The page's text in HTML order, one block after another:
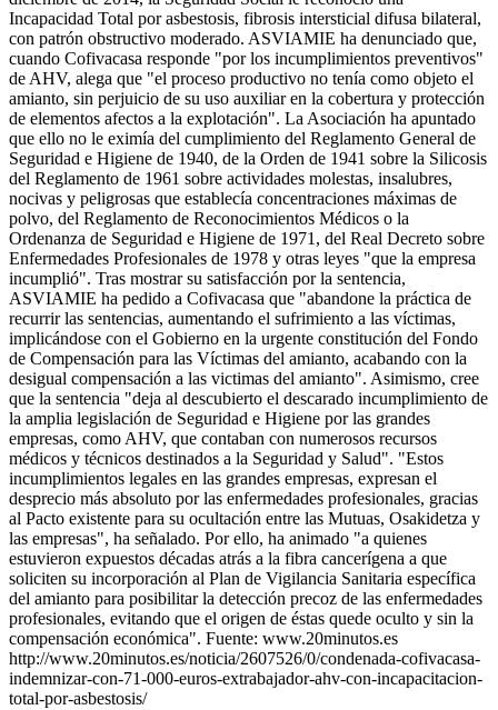
Incapacidad Total por asbestosis, fibrosis intersticial difusa bilateral,
con patrón obstructivo moderado. ASVIAMIE ha denunciado que,
cuando Cofivacasa responde "por los incumplimientos preventivos"
de AHV, alega que "el proceso productivo no tenía como objeto el
amianto, sin perjuicio de su uso auxiliar en la cobertura y protección
de elementos afectos a la explotación". La Asociación ha apuntado
que ello no le eximía del cumplimiento del Reglamento General de
Seguridad e Higiene de 1940, de la Orden de 1941 sobre la Silicosis
del Reglamento de 1961 sobre actividades molestas, insalubres,
nocivas y peligrosas que establecía concentraciones máximas de
polvo, del Reglamento de Reconocimientos Médicos o la
Ordenanza de Seguridad e Higiene de 1971, del Real Decreto sobre
Enfermedades Profesionales de 1978 y otras leyes "que la empresa
incumplió". Tras mostrar su satisfacción por la sentencia,
ASVIAMIE ha pedido a Cofivacasa que "abandone la práctica de
recurrir las sentencias, aumentando el sufrimiento a las víctimas,
implicándose con el Gobierno en la urgente constitución del Fondo
de Compensación para las Víctimas del amianto, acabando con la
desigual compensación a las victimas del amianto". Asimismo, cree
que la sentencia "deja al descubierto el descarado incumplimiento de
la amplia legislación de Seguridad e Higiene por las grandes
empresas, como AHV, que contaban con numerosos recursos
médicos y técnicos destinados a la Seguridad y Salud". "Estos
incumplimientos legales en las grandes empresas, expresan el
desprecio más absoluto por las enfermedades profesionales, gracias
al Pacto existente para su ocultación entre las Mutuas, Osakidetza y
las empresas", ha señalado. Por ello, ha animado "a quienes
estuvieron expuestos décadas atrás a la fibra cancerígena a que
soliciten su incorporación al Plan de Vigilancia Sanitaria específica
del amianto para posibilitar la detección precoz de las enfermedades
profesionales, evitando que el origen de éstas quede oculto y sin la
compensación económica". Fuente: www.20minutos.es
http://www.20minutos.es/noticia/2607526/0/condenada-cofivacasa-
indemnizar-con-71-000-euros-extrabajador-ahv-con-incapacitacion-
total-por-asbestosis/